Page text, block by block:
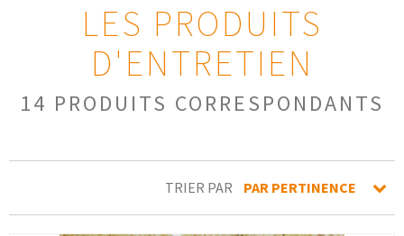
LES PRODUITS
D'ENTRETIEN
14 PRODUITS CORRESPONDANTS
TRIER PAR PAR PERTINENCE